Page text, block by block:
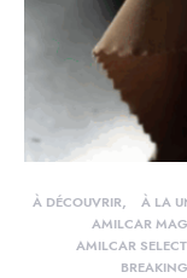
À DÉCOUVRIR À LA
AMILCAR
AMILCAR